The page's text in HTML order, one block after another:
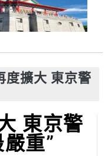
度擴大 東京警
東京警
重”